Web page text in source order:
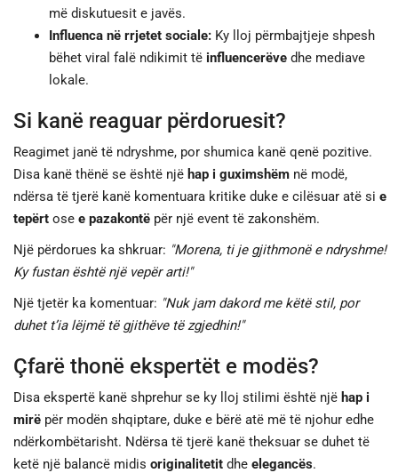
më diskutuesit e javës.
Influenca në rrjetet sociale: Ky lloj përmbajtjeje shpesh
bëhet viral falë ndikimit të influencerëve dhe mediave
lokale.
Si kanë reaguar përdoruesit?
Reagimet janë të ndryshme, por shumica kanë qenë pozitive.
Disa kanë thënë se është një hap i guximshëm në modë,
ndërsa të tjerë kanë komentuara kritike duke e cilësuar atë si e
tepërt ose e pazakontë për një event të zakonshëm.
Një përdorues ka shkruar: "Morena, ti je gjithmonë e ndryshme!
Ky fustan është një vepër arti!"
Një tjetër ka komentuar: "Nuk jam dakord me këtë stil, por
duhet t’ia lëjmë të gjithëve të zgjedhin!"
Çfarë thonë ekspertët e modës?
Disa ekspertë kanë shprehur se ky lloj stilimi është një hap i
mirë për modën shqiptare, duke e bërë atë më të njohur edhe
ndërkombëtarisht. Ndërsa të tjerë kanë theksuar se duhet të
ketë një balancë midis originalitetit dhe elegancës.